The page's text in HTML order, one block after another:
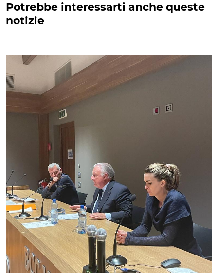
Potrebbe interessarti anche queste
notizie